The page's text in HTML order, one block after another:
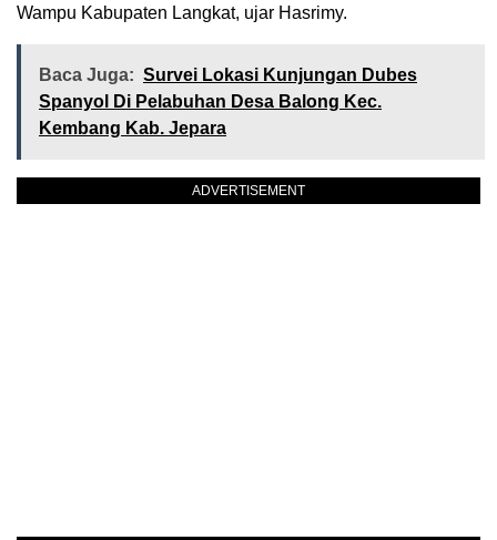
Wampu Kabupaten Langkat, ujar Hasrimy.
Baca Juga: Survei Lokasi Kunjungan Dubes
Spanyol Di Pelabuhan Desa Balong Kec.
Kembang Kab. Jepara
ADVERTISEMENT